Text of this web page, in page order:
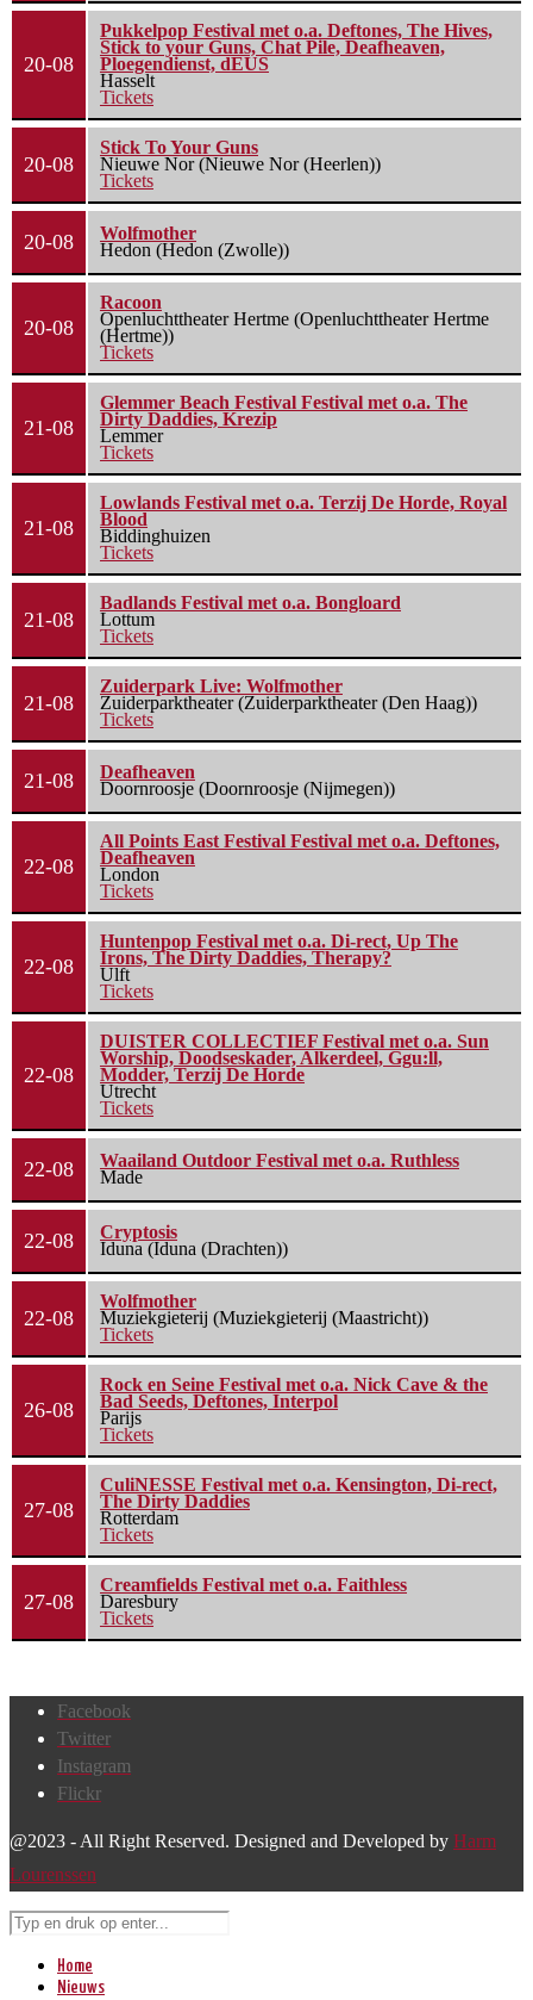
20-08
Pukkelpop Festival met o.a. Deftones, The Hives,
Stick to your Guns, Chat Pile, Deafheaven,
Ploegendienst, dEUS
Hasselt
Tickets
20-08
Stick To Your Guns
Nieuwe Nor (Nieuwe Nor (Heerlen))
Tickets
20-08
Wolfmother
Hedon (Hedon (Zwolle))
20-08
Racoon
Openluchttheater Hertme (Openluchttheater Hertme
(Hertme))
Tickets
21-08
Glemmer Beach Festival Festival met o.a. The
Dirty Daddies, Krezip
Lemmer
Tickets
21-08
Lowlands Festival met o.a. Terzij De Horde, Royal
Blood
Biddinghuizen
Tickets
21-08
Badlands Festival met o.a. Bongloard
Lottum
Tickets
21-08
Zuiderpark Live: Wolfmother
Zuiderparktheater (Zuiderparktheater (Den Haag))
Tickets
21-08
Deafheaven
Doornroosje (Doornroosje (Nijmegen))
22-08
All Points East Festival Festival met o.a. Deftones,
Deafheaven
London
Tickets
22-08
Huntenpop Festival met o.a. Di-rect, Up The
Irons, The Dirty Daddies, Therapy?
Ulft
Tickets
22-08
DUISTER COLLECTIEF Festival met o.a. Sun
Worship, Doodseskader, Alkerdeel, Ggu:ll,
Modder, Terzij De Horde
Utrecht
Tickets
22-08
Waailand Outdoor Festival met o.a. Ruthless
Made
22-08
Cryptosis
Iduna (Iduna (Drachten))
22-08
Wolfmother
Muziekgieterij (Muziekgieterij (Maastricht))
Tickets
26-08
Rock en Seine Festival met o.a. Nick Cave & the
Bad Seeds, Deftones, Interpol
Parijs
Tickets
27-08
CuliNESSE Festival met o.a. Kensington, Di-rect,
The Dirty Daddies
Rotterdam
Tickets
27-08
Creamfields Festival met o.a. Faithless
Daresbury
Tickets
Facebook
Twitter
Instagram
Flickr
@2023 - All Right Reserved. Designed and Developed by Harm
Lourenssen
Home
Nieuws